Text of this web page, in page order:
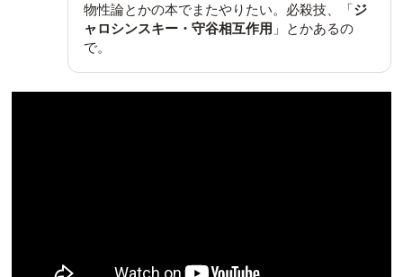
物性論とかの本でまたやりたい。必殺技、「ジ
ャロシンスキー・守谷相互作用 」とかあるの
で。